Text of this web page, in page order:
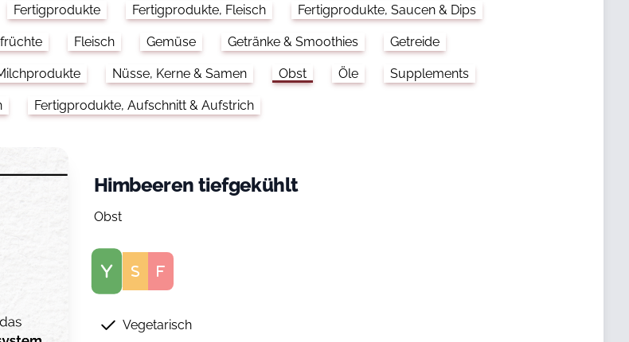
Fertigprodukte Fertigprodukte, Fleisch Fertigprodukte, Saucen & Dips
Fleisch Gemüse Getränke & Smoothies Getreide
Nüsse, Kerne & Samen Obst Öle Supplements
Fertigprodukte, Aufschnitt & Aufstrich
Himbeeren tiefgekühlt
Obst
Score
Vegetarisch